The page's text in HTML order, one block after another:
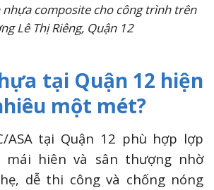
nhựa composite cho công trình trên
Lê Thị Riêng, Quận 12
tại Quận 12 hiện
một mét?
ASA tại Quận 12 phù hợp lợp
mái hiên và sân thượng nhờ
dễ thi công và chống nóng